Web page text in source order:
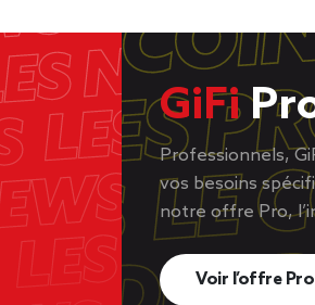
GiFi
Professionnels,
vos besoins
notre offre Pro,
Voir l’offre Pro